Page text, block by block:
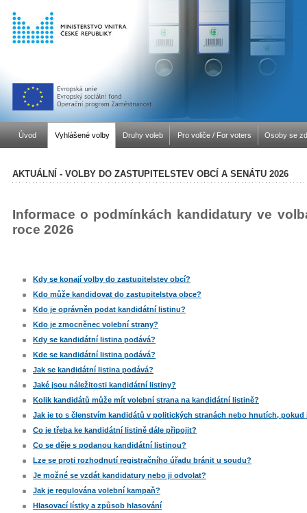
Úvod Vyhlášené volby Druhy voleb Pro voliče / For voters Osoby se
AKTUÁLNÍ - VOLBY DO ZASTUPITELSTEV OBCÍ A SENÁTU 2026
Informace o podmínkách kandidatury ve
roce 2026
Kdy se konají volby do zastupitelstev obcí?
Kdo může kandidovat do zastupitelstva obce?
Kdo je oprávněn podat kandidátní listinu?
Kdo je zmocněnec volební strany?
Kdy se kandidátní listina podává?
Kde se kandidátní listina podává?
Jak se kandidátní listina podává?
Jaké jsou náležitosti kandidátní listiny?
Kolik kandidátů může mít volební strana na kandidátní listině?
Jak je to s členstvím kandidátů v politických stranách nebo hnutích,
Co je třeba ke kandidátní listině dále připojit?
Co se děje s podanou kandidátní listinou?
Lze se proti rozhodnutí registračního úřadu bránit u soudu?
Je možné se vzdát kandidatury nebo ji odvolat?
Jak je regulována volební kampaň?
Hlasovací lístky a způsob hlasování